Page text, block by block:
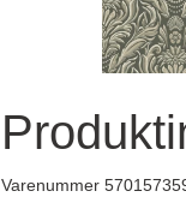
Varenummer